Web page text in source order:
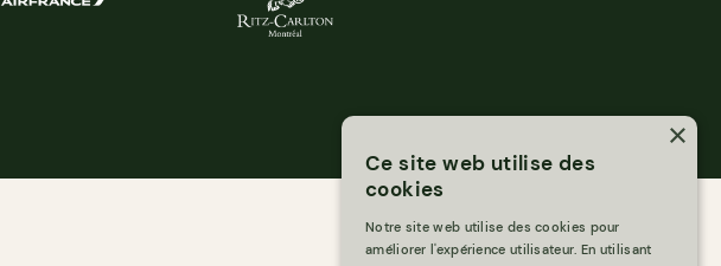
×
Ce site web utilise des
cookies
Notre site web utilise des cookies pour
améliorer l'expérience utilisateur. En utilisant